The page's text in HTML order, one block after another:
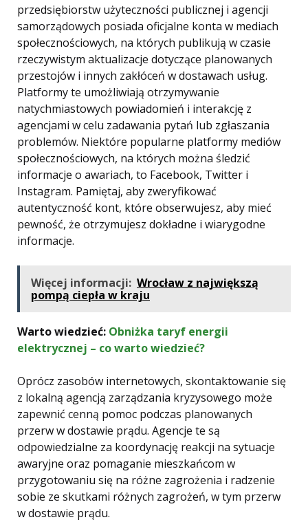
przedsiębiorstw użyteczności publicznej i agencji
samorządowych posiada oficjalne konta w mediach
społecznościowych, na których publikują w czasie
rzeczywistym aktualizacje dotyczące planowanych
przestojów i innych zakłóceń w dostawach usług.
Platformy te umożliwiają otrzymywanie
natychmiastowych powiadomień i interakcję z
agencjami w celu zadawania pytań lub zgłaszania
problemów. Niektóre popularne platformy mediów
społecznościowych, na których można śledzić
informacje o awariach, to Facebook, Twitter i
Instagram. Pamiętaj, aby zweryfikować
autentyczność kont, które obserwujesz, aby mieć
pewność, że otrzymujesz dokładne i wiarygodne
informacje.
Więcej informacji: Wrocław z największą
pompą ciepła w kraju
Warto wiedzieć: Obniżka taryf energii
elektrycznej – co warto wiedzieć?
Oprócz zasobów internetowych, skontaktowanie się
z lokalną agencją zarządzania kryzysowego może
zapewnić cenną pomoc podczas planowanych
przerw w dostawie prądu. Agencje te są
odpowiedzialne za koordynację reakcji na sytuacje
awaryjne oraz pomaganie mieszkańcom w
przygotowaniu się na różne zagrożenia i radzenie
sobie ze skutkami różnych zagrożeń, w tym przerw
w dostawie prądu.